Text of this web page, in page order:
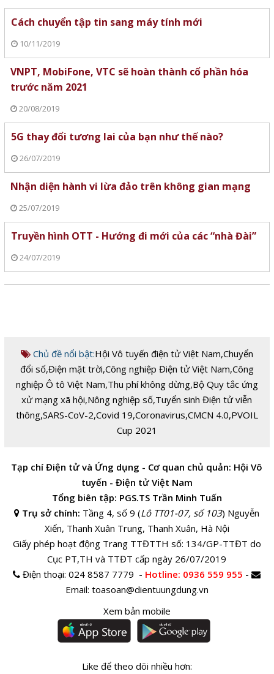
Cách chuyển tập tin sang máy tính mới
10/11/2019
VNPT, MobiFone, VTC sẽ hoàn thành cổ phần hóa
trước năm 2021
20/08/2019
5G thay đổi tương lai của bạn như thế nào?
26/07/2019
Nhận diện hành vi lừa đảo trên không gian mạng
25/07/2019
Truyền hình OTT - Hướng đi mới của các “nhà Đài”
24/07/2019
Chủ đề nổi bật:Hội Vô tuyến điện tử Việt Nam,Chuyển
đổi số,Điện mặt trời,Công nghiệp Điện tử Việt Nam,Công
nghiệp Ô tô Việt Nam,Thu phí không dừng,Bộ Quy tắc ứng
xử mạng xã hội,Nông nghiệp số,Tuyển sinh Điện tử viễn
thông,SARS-CoV-2,Covid 19,Coronavirus,CMCN 4.0,PVOIL
Cup 2021
Tạp chí Điện tử và Ứng dụng - Cơ quan chủ quản: Hội Vô
tuyến - Điện tử Việt Nam
Tổng biên tập: PGS.TS Trần Minh Tuấn
Trụ sở chính: Tầng 4, số 9 (Lô TT01-07, số 103) Nguyễn
Xiển, Thanh Xuân Trung, Thanh Xuân, Hà Nội
Giấy phép hoạt động Trang TTĐTTH số: 134/GP-TTĐT do
Cục PT,TH và TTĐT cấp ngày 26/07/2019
Điện thoại:024 8587 7779 - Hotline: 0936 559 955 -
Email: toasoan@dientuungdung.vn
Xem bản mobile
Like để theo dõi nhiều hơn: